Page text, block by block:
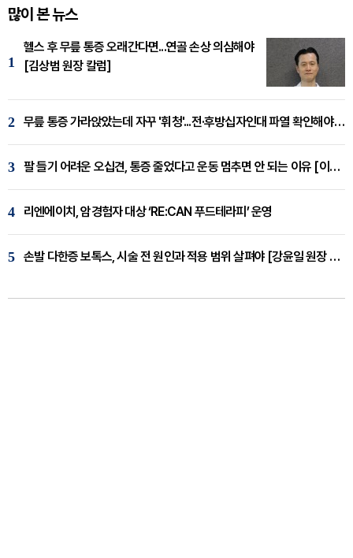
많이 본 뉴스
1
헬스 후 무릎 통증 오래간다면...연골 손상 의심해야
[김상범 원장 칼럼]
2 무릎 통증 가라앉았는데 자꾸 '휘청'...전·후방십자인대 파열 확인해야 [곽우경 원장 칼럼]
3 팔 들기 어려운 오십견, 통증 줄었다고 운동 멈추면 안 되는 이유 [이병욱 원장 칼럼]
4 리엔에이치, 암경험자 대상 ‘RE:CAN 푸드테라피’ 운영
5 손발 다한증 보톡스, 시술 전 원인과 적용 범위 살펴야 [강윤일 원장 칼럼]